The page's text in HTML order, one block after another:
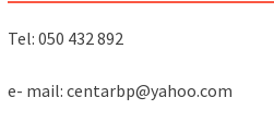
Tel: 050 432 892
e- mail: centarbp@yahoo.com